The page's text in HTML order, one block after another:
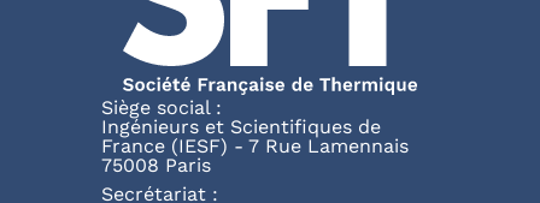
Siège social :
Ingénieurs et Scientifiques de
France (IESF) - 7 Rue Lamennais
75008 Paris
Secrétariat :